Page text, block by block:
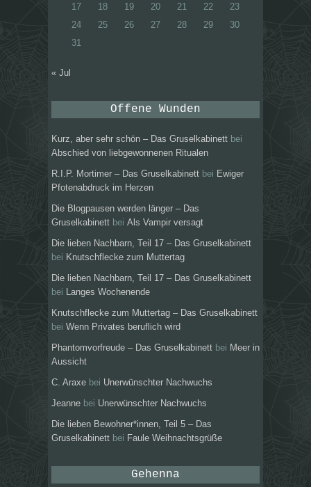
17
18 19 20 21 22
23
24
25 26 27 28 29
30
31
« Jul
Offene Wunden
Kurz, aber sehr schön – Das Gruselkabinett bei
Abschied von liebgewonnenen Ritualen
R.I.P. Mortimer – Das Gruselkabinett bei Ewiger
Pfotenabdruck im Herzen
Die Blogpausen werden länger – Das
Gruselkabinett bei Als Vampir versagt
Die lieben Nachbarn, Teil 17 – Das Gruselkabinett
bei Knutschflecke zum Muttertag
Die lieben Nachbarn, Teil 17 – Das Gruselkabinett
bei
Langes Wochenende
Knutschflecke zum Muttertag – Das Gruselkabinett
bei Wenn Privates beruflich wird
Phantomvorfreude – Das Gruselkabinett bei Meer in
Aussicht
C. Araxe bei Unerwünschter Nachwuchs
Jeanne bei Unerwünschter Nachwuchs
Die lieben Bewohner*innen, Teil 5 – Das
Gruselkabinett bei Faule Weihnachtsgrüße
Gehenna